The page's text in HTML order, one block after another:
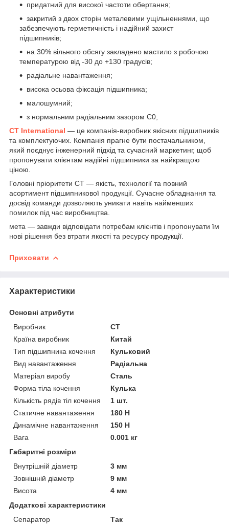
придатний для високої частоти обертання;
закритий з двох сторін металевими ущільненнями, що
забезпечують герметичність і надійний захист
підшипників;
на 30% вільного обсягу закладено мастило з робочою
температурою від -30 до +130 градусів;
радіальне навантаження;
висока осьова фіксація підшипника;
малошумний;
з нормальним радіальним зазором С0;
CT International — це компанія-виробник якісних підшипників
та комплектуючих. Компанія прагне бути постачальником,
який поєднує інженерний підхід та сучасний маркетинг, щоб
пропонувати клієнтам надійні підшипники за найкращою
ціною.
Головні пріоритети СТ — якість, технології та повний
асортимент підшипникової продукції. Сучасне обладнання та
досвід команди дозволяють уникати навіть найменших
помилок під час виробництва.
мета — завжди відповідати потребам клієнтів і пропонувати їм
нові рішення без втрати якості та ресурсу продукції.
Приховати
Характеристики
Основні атрибути
Виробник
CT
Країна виробник
Китай
Тип підшипника кочення
Кульковий
Вид навантаження
Радіальна
Матеріал виробу
Сталь
Форма тіла кочення
Кулька
Кількість рядів тіл кочення
1 шт.
Статичне навантаження
180 Н
Динамічне навантаження
150 Н
Вага
0.001 кг
Габаритні розміри
Внутрішній діаметр
3 мм
Зовнішній діаметр
9 мм
Висота
4 мм
Додаткові характеристики
Сепаратор
Так